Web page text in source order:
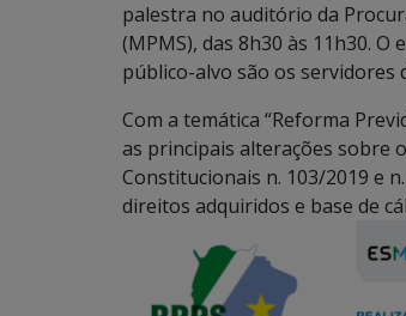
palestra no auditório da
(MPMS), das 8h30 às 11h30.
público-alvo são os servidores
Com a temática “Reforma
as principais alterações sobre
Constitucionais n. 103/2019 e
direitos adquiridos e base de